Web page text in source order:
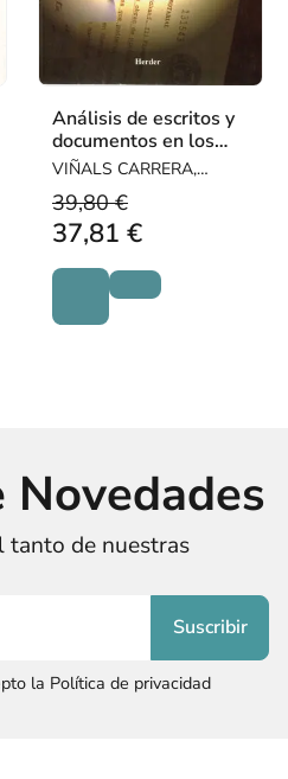
Análisis de escritos y
documentos en los
servicios secretos
VIÑALS CARRERA,
FRANCISCO / PUENTE
BALSELLS, MARÍA LUZ
39,80 €
37,81 €
tanto de nuestras
la Política de privacidad